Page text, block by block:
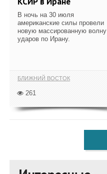
В ночь на 30 июля
американские силы провели
новую массированную волну
ударов по Ирану.
БЛИЖНИЙ ВОСТОК
261